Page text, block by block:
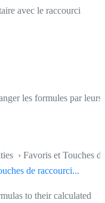
avec le raccourci
les formules par leurs
› Favoris et Touches de
de raccourci...
to their calculated